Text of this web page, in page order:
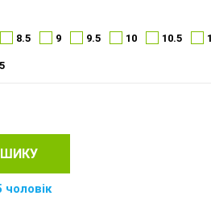
8.5 9 9.5 10 10.5